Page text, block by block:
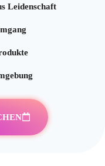
Leidenschaft